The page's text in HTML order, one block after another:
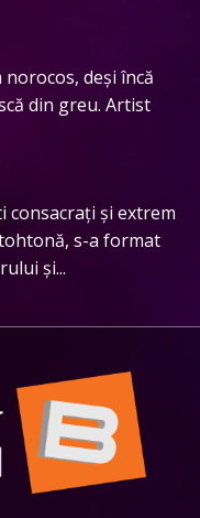
deși încă
din greu. Artist
și extrem
s-a format
și...